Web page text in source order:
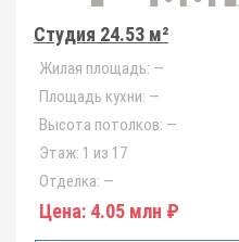
Студия 24.53 м²
Жилая площадь: —
Площадь кухни: —
Высота потолков: —
Этаж: 1 из 17
Отделка: —
Цена: 4.05 млн ₽